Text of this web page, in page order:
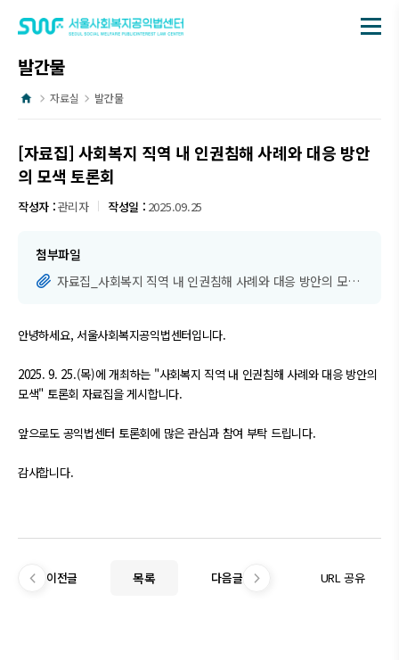
메뉴
발간물
홈 자료실 발간물
[자료집] 사회복지 직역 내 인권침해 사례와 대응 방안
의 모색 토론회
작성자 :관리자 작성일 : 2025.09.25
첨부파일
자료집_사회복지 직역 내 인권침해 사례와 대응 방안의 모색.pdf
안녕하세요, 서울사회복지공익법센터입니다.
2025. 9. 25.(목)에 개최하는 "사회복지 직역 내 인권침해 사례와 대응 방안의
모색" 토론회 자료집을 게시합니다.
앞으로도 공익법센터 토론회에 많은 관심과 참여 부탁 드립니다.
감사합니다.
이전글 목록 다음글 URL 공유